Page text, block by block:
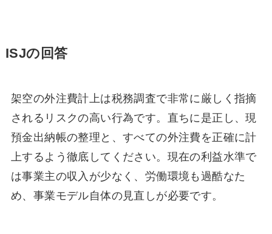
ISJの回答
架空の外注費計上は税務調査で非常に厳しく指摘
されるリスクの高い行為です。直ちに是正し、現
預金出納帳の整理と、すべての外注費を正確に計
上するよう徹底してください。現在の利益水準で
は事業主の収入が少なく、労働環境も過酷なた
め、事業モデル自体の見直しが必要です。